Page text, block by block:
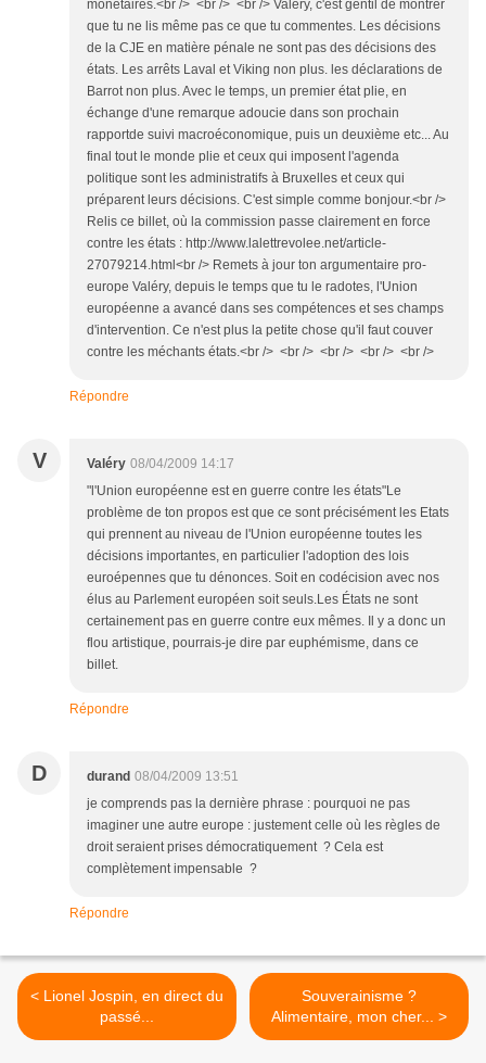
monétaires.<br /> <br /> <br /> Valéry, c'est gentil de montrer
que tu ne lis même pas ce que tu commentes. Les décisions
de la CJE en matière pénale ne sont pas des décisions des
états. Les arrêts Laval et Viking non plus. les déclarations de
Barrot non plus. Avec le temps, un premier état plie, en
échange d'une remarque adoucie dans son prochain
rapportde suivi macroéconomique, puis un deuxième etc... Au
final tout le monde plie et ceux qui imposent l'agenda
politique sont les administratifs à Bruxelles et ceux qui
préparent leurs décisions. C'est simple comme bonjour.<br />
Relis ce billet, où la commission passe clairement en force
contre les états : http://www.lalettrevolee.net/article-
27079214.html<br /> Remets à jour ton argumentaire pro-
europe Valéry, depuis le temps que tu le radotes, l'Union
européenne a avancé dans ses compétences et ses champs
d'intervention. Ce n'est plus la petite chose qu'il faut couver
contre les méchants états.<br /> <br /> <br /> <br /> <br />
Répondre
V Valéry 08/04/2009 14:17
"l'Union européenne est en guerre contre les états"Le
problème de ton propos est que ce sont précisément les Etats
qui prennent au niveau de l'Union européenne toutes les
décisions importantes, en particulier l'adoption des lois
euroépennes que tu dénonces. Soit en codécision avec nos
élus au Parlement européen soit seuls.Les États ne sont
certainement pas en guerre contre eux mêmes. Il y a donc un
flou artistique, pourrais-je dire par euphémisme, dans ce
billet.
Répondre
D durand 08/04/2009 13:51
je comprends pas la dernière phrase : pourquoi ne pas
imaginer une autre europe : justement celle où les règles de
droit seraient prises démocratiquement ? Cela est
complètement impensable ?
Répondre
< Lionel Jospin, en direct du
passé...
Souverainisme ?
Alimentaire, mon cher... >